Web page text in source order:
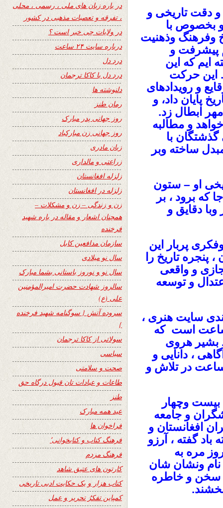
دقت تاریخی و
بخصوص با
وفرهنگ وذهنیت
پیشرفت و
ایم که این
این حرکت
و رویدادهای
پایان داد، و
ابطال زد.
و مطالبه
با
ساخته وبر
او – ستون
که برود ، بر
دقایق و
پربار
این
تاریخ را
و واقعی
و توسعه
سایت هنری ،
فرهنگی ،تاریخی و ادبی ۲۴ ساعت است که
بشیر هروی
، دانایی و
بیشتر فرزندان این آب وخاک ۲۴ ساعت در تلاش و
وچهار
و جامعه
افغانستان و
گفته ، آرزو
مره به
ونشان شان
سخن و خاطره
در باره زبان های ملی ، رسمی ، محلی
، تفرقه و تعصبات مذهبی در کشور
در ولایات چی خبر است ؟
درباره سایت ۲۴ ساعت
درد دل
درد دل با کاکا ترجمان
دلنوشته ها
رمان طنز
روز جهانی پدر مبارک
روز جهانی زن مبارکباد
زبان مادری
زراعتی و مالداری
زلزله افغانستان
زلزله در افغانستان
زن و زندگی – زن و مشکلات –
همچنان اشعار و مقاله در باره شهید
فرخنده
سازمان مدافعین کابل
سال نو میلادی
سال نو و نوروز باستانی بشما مبارک
سالروز شهادت حضرت امیرالمؤمنین
علی (ع)
سروده آتش { سوگنامه شهید فرخنده
}
سولاتی از کاکا ترجمان
سیاسی
صحت و سلامتی
طاعات و عبادات تان قبول درگاه حق
طنز
عید همه مبارک
فراخوان ها
فرهنگ کتاب و کتابخوانی٬
فرهنگ مردم
کارتون های عتیق شاهد
کتاب هزار و یک حکایت ادبی تاریخی
کمپاین تفکرُ تحریر و عمل